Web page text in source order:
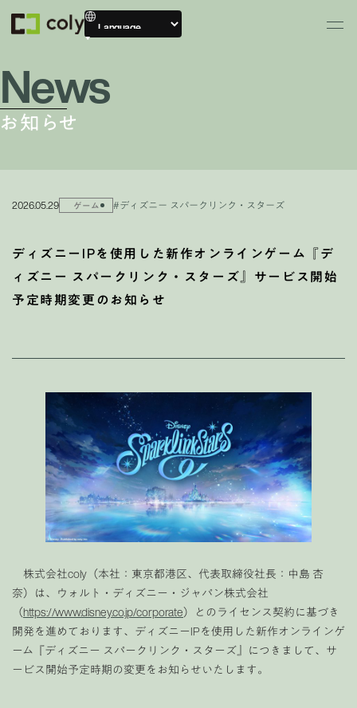
News
お知らせ
2026.05.29 ゲーム #ディズニー スパークリンク・スターズ
ディズニーIPを使用した新作オンラインゲーム『デ
ィズニー スパークリンク・スターズ』サービス開始
予定時期変更のお知らせ
株式会社coly（本社：東京都港区、代表取締役社長：中島 杏
奈）は、ウォルト・ディズニー・ジャパン株式会社
（https://www.disney.co.jp/corporate）とのライセンス契約に基づき
開発を進めております、ディズニーIPを使用した新作オンラインゲ
ーム『ディズニー スパークリンク・スターズ』につきまして、サ
ービス開始予定時期の変更をお知らせいたします。